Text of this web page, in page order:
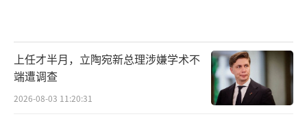
上任才半月，立陶宛新总理涉嫌学术不
端遭调查
2026-08-03 11:20:31